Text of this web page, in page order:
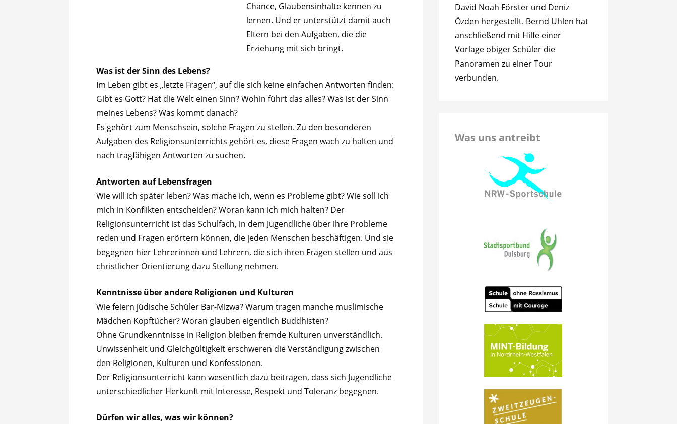
Chance, Glaubensinhalte kennen zu
lernen. Und er unterstützt damit auch
Eltern bei den Aufgaben, die die
Erziehung mit sich bringt.
Was ist der Sinn des Lebens?
Im Leben gibt es „letzte Fragen“, auf die sich keine einfachen Antworten finden:
Gibt es Gott? Hat die Welt einen Sinn? Wohin führt das alles? Was ist der Sinn
meines Lebens? Was kommt danach?
Es gehört zum Menschsein, solche Fragen zu stellen. Zu den besonderen
Aufgaben des Religionsunterrichts gehört es, diese Fragen wach zu halten und
nach tragfähigen Antworten zu suchen.
Antworten auf Lebensfragen
Wie will ich später leben? Was mache ich, wenn es Probleme gibt? Wie soll ich
mich in Konflikten entscheiden? Woran kann ich mich halten? Der
Religionsunterricht ist das Schulfach, in dem Jugendliche über ihre Probleme
reden und Fragen erörtern können, die jeden Menschen beschäftigen. Und sie
begegnen hier Lehrerinnen und Lehrern, die sich ihren Fragen stellen und aus
christlicher Orientierung dazu Stellung nehmen.
Kenntnisse über andere Religionen und Kulturen
Wie feiern jüdische Schüler Bar-Mizwa? Warum tragen manche muslimische
Mädchen Kopftücher? Woran glauben eigentlich Buddhisten?
Ohne Grundkenntnisse in Religion bleiben fremde Kulturen unverständlich.
Unwissenheit und Gleichgültigkeit erschweren die Verständigung zwischen
den Religionen, Kulturen und Konfessionen.
Der Religionsunterricht kann wesentlich dazu beitragen, dass sich Jugendliche
unterschiedlicher Herkunft mit Interesse, Respekt und Toleranz begegnen.
Dürfen wir alles, was wir können?
David Noah Förster und Deniz
Özden hergestellt. Bernd Uhlen hat
anschließend mit Hilfe einer
Vorlage obiger Schüler die
Panoramen zu einer Tour
verbunden.
Was uns antreibt